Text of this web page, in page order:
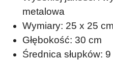
metalowa
Wymiary: 25 x 25 cm
Głębokość: 30 cm
Średnica słupków: 9